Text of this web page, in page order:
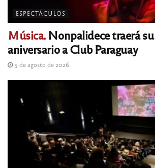
ESPECTÁCULOS
Música.Nonpalidece traerá
aniversario a Club Paraguay
5 de agosto de 2026